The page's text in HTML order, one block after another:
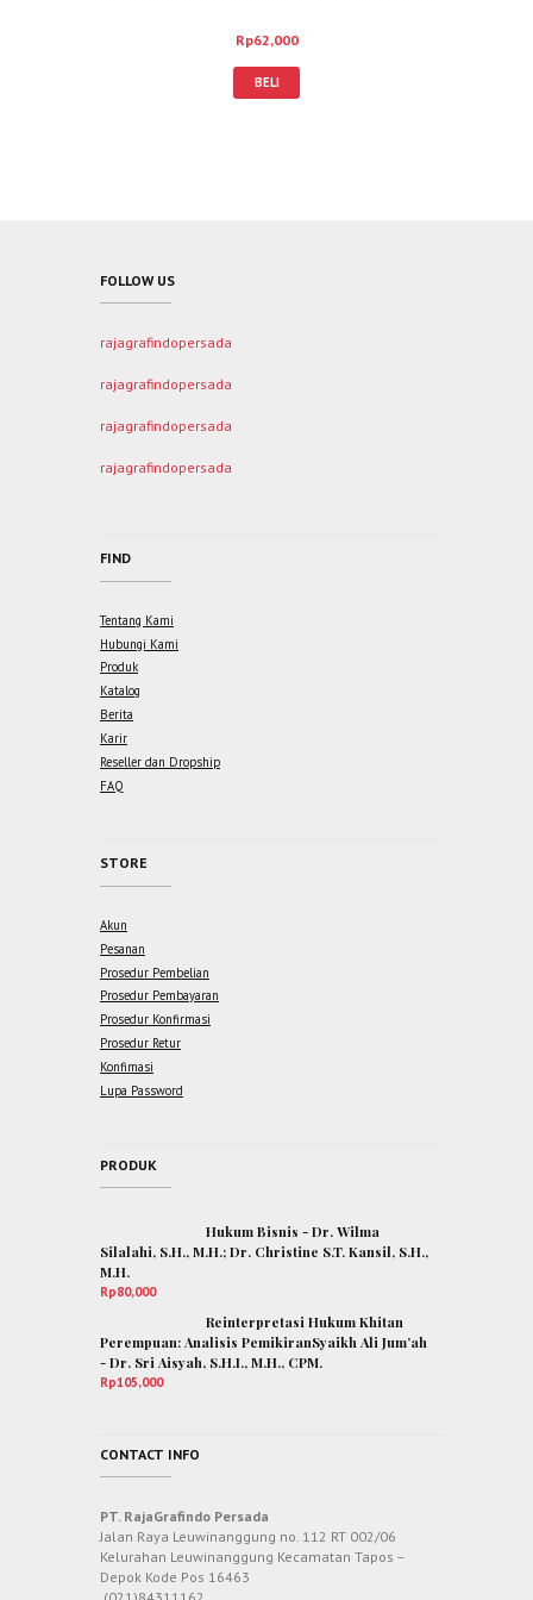
Rp62,000
BELI
FOLLOW US
rajagrafindopersada
rajagrafindopersada
rajagrafindopersada
rajagrafindopersada
FIND
Tentang Kami
Hubungi Kami
Produk
Katalog
Berita
Karir
Reseller dan Dropship
FAQ
STORE
Akun
Pesanan
Prosedur Pembelian
Prosedur Pembayaran
Prosedur Konfirmasi
Prosedur Retur
Konfimasi
Lupa Password
PRODUK
Hukum Bisnis - Dr. Wilma
Silalahi, S.H., M.H.; Dr. Christine S.T. Kansil, S.H.,
M.H.
Rp80,000
Reinterpretasi Hukum Khitan
Perempuan: Analisis PemikiranSyaikh Ali Jum’ah
- Dr. Sri Aisyah, S.H.I., M.H., CPM.
Rp105,000
CONTACT INFO
PT. RajaGrafindo Persada
Jalan Raya Leuwinanggung no. 112 RT 002/06
Kelurahan Leuwinanggung Kecamatan Tapos –
Depok Kode Pos 16463